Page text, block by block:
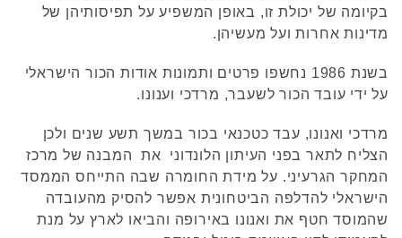
בקיומה של יכולת זו, באופן המשפיע על תפיסותיהן של
מדינות אחרות ועל מעשיהן.
בשנת 1986 נחשפו פרטים ותמונות אודות הכור הישראלי
על ידי עובד הכור לשעבר, מרדכי וענונו.
מרדכי ואנונו, עבד כטכנאי בכור במשך תשע שנים ולכן
הצליח לתאר בפני העיתון הלונדוני את המבנה של מרכז
המחקר הגרעיני. על מידת החומרה שבה התייחס הממסד
הישראלי להדלפה הביטחונית אפשר להסיק מהעובדה
שהמוסד חטף את ואנונו באירופה והביאו לארץ על מנת